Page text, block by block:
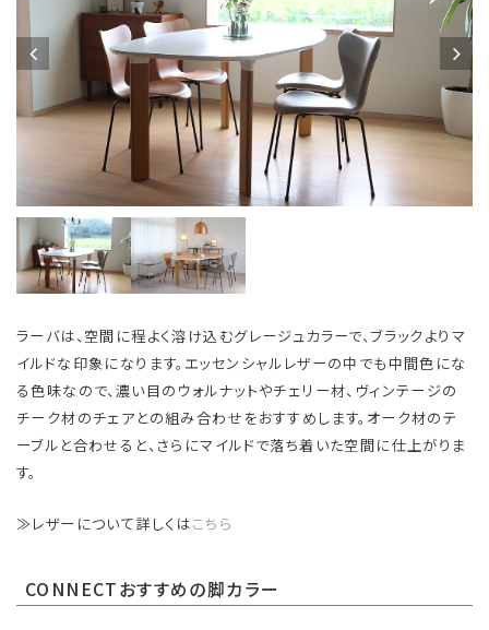
ラーバは、空間に程よく溶け込むグレージュカラーで、ブラックよりマ
イルドな印象になります。エッセンシャルレザーの中でも中間色にな
る色味なので、濃い目のウォルナットやチェリー材、ヴィンテージの
チーク材のチェアとの組み合わせをおすすめします。オーク材のテ
ーブルと合わせると、さらにマイルドで落ち着いた空間に仕上がりま
す。
≫レザーについて詳しくはこちら
CONNECTおすすめの脚カラー